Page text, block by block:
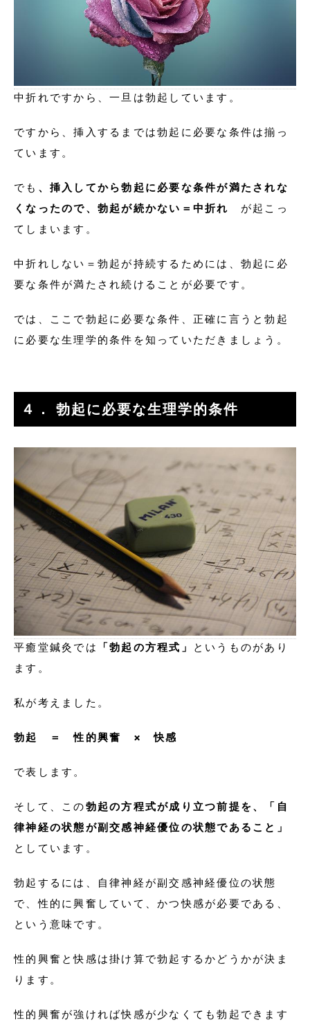
中折れですから、一旦は勃起しています。
ですから、挿入するまでは勃起に必要な条件は揃っ
ています。
でも 、挿入してから勃起に必要な条件が満たされな
くなったので、勃起が続かない＝中折れ が起こっ
てしまいます。
中折れしない＝勃起が持続するためには、勃起に必
要な条件が満たされ続けることが必要です。
では、ここで勃起に必要な条件、正確に言うと勃起
に必要な生理学的条件を知っていただきましょう。
４． 勃起に必要な生理学的条件
平癒堂鍼灸では 「勃起の方程式」
というものがあり
ます。
私が考えました。
勃起 ＝ 性的興奮 × 快感
で表します。
そして、この勃起の方程式が成り立つ前提を、「自
律神経の状態が副交感神経優位の状態であること」
としています。
勃起するには、自律神経が副交感神経優位の状態
で、性的に興奮していて、かつ快感が必要である、
という意味です。
性的興奮と快感は掛け算で勃起するかどうかが決ま
ります。
性的興奮が強ければ快感が少なくても勃起できます